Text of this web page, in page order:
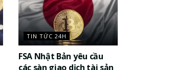
TIN TỨC 24H
FSA Nhật Bản yêu cầu
các sàn giao dịch tài sản